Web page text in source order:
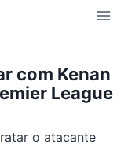
com Kenan
League
o atacante